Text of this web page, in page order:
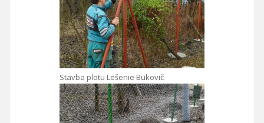
Stavba plotu Lešenie Bukovič